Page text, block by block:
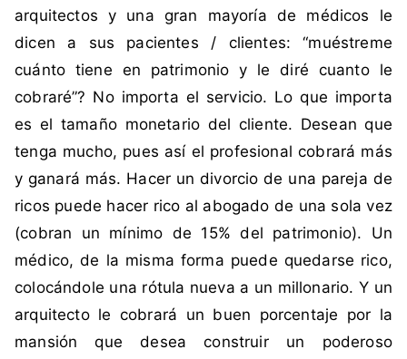
u
e
a
d
a
c
o
N
u
e
v
o
m
n
t
a
r
i
arquitectos y una gran mayoría de médicos le
dicen a sus pacientes / clientes: “muéstreme
cuánto tiene en patrimonio y le diré cuanto le
cobraré”? No importa el servicio. Lo que importa
es el tamaño monetario del cliente. Desean que
tenga mucho, pues así el profesional cobrará más
y ganará más. Hacer un divorcio de una pareja de
ricos puede hacer rico al abogado de una sola vez
(cobran un mínimo de 15% del patrimonio). Un
médico, de la misma forma puede quedarse rico,
colocándole una rótula nueva a un millonario. Y un
arquitecto le cobrará un buen porcentaje por la
mansión que desea construir un poderoso